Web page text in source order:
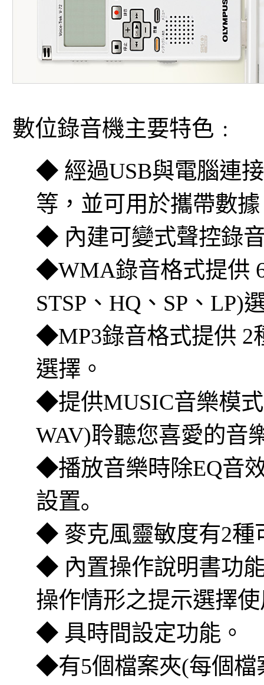
數位錄音機主要特色﹕
◆ 經過USB與電腦連
等，並可用於攜帶數
◆ 內建可變式聲控錄
◆WMA錄音格式提供
STSP、HQ、SP、LP)
◆MP3錄音格式提供 2
選擇。
◆提供MUSIC音樂模
WAV)聆聽您喜愛的音
◆播放音樂時除EQ音
設置｡
◆ 麥克風靈敏度有2種
◆ 內置操作說明書功
操作情形之提示選擇
◆ 具時間設定功能。
◆有5個檔案夾(每個檔